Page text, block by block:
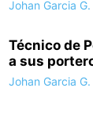
Johan Garcia G.
Técnico de
a sus
Johan Garcia G.